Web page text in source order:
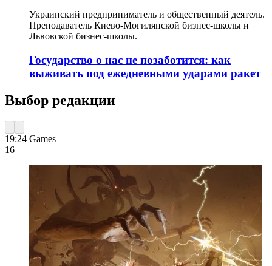
Украинский предприниматель и общественный деятель.
Преподаватель Киево-Могилянской бизнес-школы и
Львовской бизнес-школы.
Государство о нас не позаботится: как
выживать под ежедневными ударами ракет
Выбор редакции
19:24 Games
16